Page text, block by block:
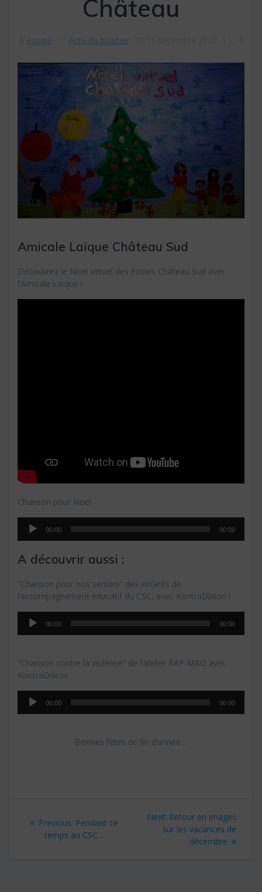
Château
equipe Actu du quartier
Amicale Laïque Château Sud
Découvrez le Noël virtuel des écoles Château Sud avec
l’Amicale Laïque !
Chanson pour Noël
Lecteur
audio
00:00 00:00
A découvrir aussi :
“Chanson pour nos seniors” des enfants de
l’accompagnement éducatif du CSC, avec KontraDiXion !
Lecteur
audio
00:00 00:00
“Chanson contre la violence” de l’atelier RAP-MAO avec
KontraDiXion
Lecteur
audio
00:00 00:00
Bonnes fêtes de fin d’année…
Previous: Previous
post:
Pendant ce
temps au CSC…
Next: Next
post:
Retour en images
sur les vacances de
décembre